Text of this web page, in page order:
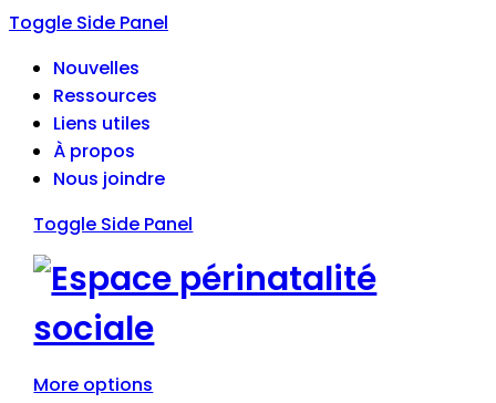
Toggle Side Panel
Nouvelles
Ressources
Liens utiles
À propos
Nous joindre
Toggle Side Panel
More options